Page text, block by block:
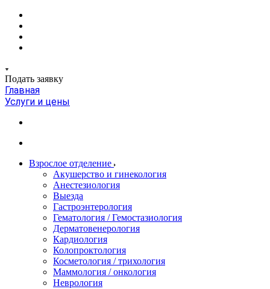
Подать заявку
Главная
Услуги и цены
Взрослое отделение
Акушерство и гинекология
Анестезиология
Выезда
Гастроэнтерология
Гематология / Гемостазиология
Дерматовенерология
Кардиология
Колопроктология
Косметология / трихология
Маммология / онкология
Неврология